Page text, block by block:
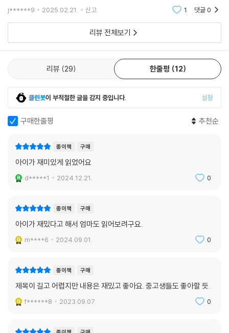
j******9 2025.02.21. 신고 1 댓글0
리뷰 전체보기
리뷰 29 한줄평 12
클린봇이 부적절한 글을 감지 중입니다. 설정
구매한줄평 추천순
종이책 구매
아이가 재미있게 읽었어요
d*****1 2024.12.21. 0
종이책 구매
아이가 재밌다고 해서 엄마도 읽어보려구요.
m****6 2024.09.01. 0
종이책 구매
제목이 길고 어렵지만 내용은 재밌고 좋아요. 중고생들도 좋아할 듯.
f******8 2023.09.07. 0